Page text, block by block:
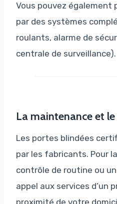
Vous pouvez également
par des systèmes
roulants, alarme de
centrale de surveillance).
La maintenance et
Les portes blindées
par les fabricants. Pour
contrôle de routine ou
appel aux services d’un